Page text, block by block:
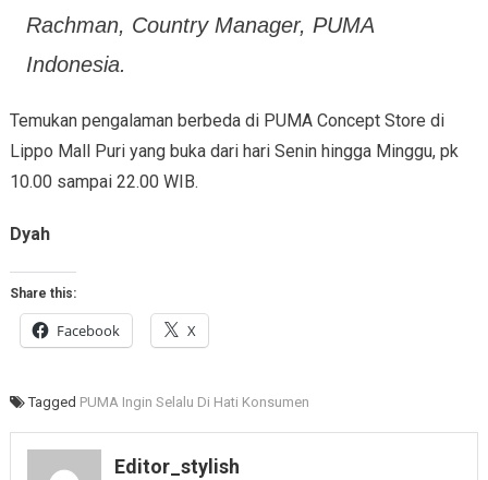
Rachman, Country Manager, PUMA
Indonesia.
Temukan pengalaman berbeda di PUMA Concept Store di
Lippo Mall Puri yang buka dari hari Senin hingga Minggu, pk
10.00 sampai 22.00 WIB.
Dyah
Share this:
Facebook X
Tagged PUMA Ingin Selalu Di Hati Konsumen
Editor_stylish